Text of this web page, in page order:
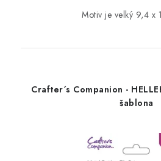
Motiv je velký 9,4 x
Crafter´s Companion -
šablona